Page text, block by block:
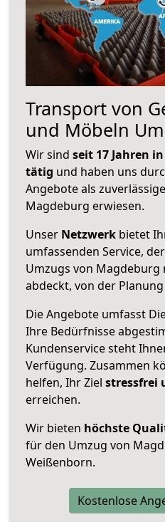
Transport von
und Möbeln
Wir sind seit 17 Jahren
tätig und haben uns
Angebote als
Magdeburg erwiesen.
Unser Netzwerk bietet
umfassenden Service,
Umzugs von Magdeburg
abdeckt, von der
Die Angebote umfasst
Ihre Bedürfnisse
Kundenservice steht
Verfügung. Zusammen
helfen, Ihr Ziel stressfrei
erreichen.
Wir bieten höchste
für den Umzug von
Weißenborn.
Kostenlose